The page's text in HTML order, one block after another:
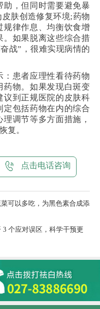
，但同时需要避免暴
肤创造修复环境;药物
律作息、均衡饮食增
。如果脱离这些综合措
战”，很难实现病情的
：患者应理性看待药物
药物。如果发现白斑变
议到正规医院的皮肤科
定包括药物在内的综合
调节等多方面措施，
复。
点击电话咨询
可以多吃，为黑色素合成添
个应对误区，科学干预更